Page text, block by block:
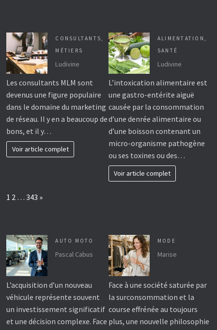
CONSULTANTS,
MÉTIERS
Ludivine
Les consultants MLM sont
devenus une figure populaire
dans le domaine du marketing
de réseau. Il y en a beaucoup de
bons, et il y…
Voir article complet
ALIMENTATION ,
SANTÉ
Ludivine
L’intoxication alimentaire est
une gastro-entérite aiguë
causée par la consommation
d’une denrée alimentaire ou
d’une boisson contenant un
micro-organisme pathogène
ou ses toxines ou des…
Voir article complet
Page:
1 2 … 343 Next
»
AUTO MOTO
Pascal Cabus
L’acquisition d’un nouveau
véhicule représente souvent
un investissement significatif
et une décision complexe. Face
MODE
Marise
Face à une société saturée par
la surconsommation et la
course effrénée au toujours
plus, une nouvelle philosophie